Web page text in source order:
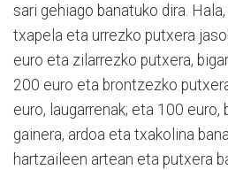
sari gehiago banatuko dira.
txapela eta urrezko putxera
euro eta zilarrezko putxera,
200 euro eta brontzezko
euro, laugarrenak; eta 100 euro,
gainera, ardoa eta txakolina
hartzaileen artean eta putxera